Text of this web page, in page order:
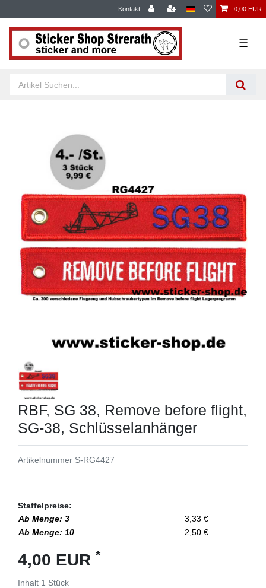
Kontakt 0,00 EUR
☰
RBF, SG 38, Remove before flight,
SG-38, Schlüsselanhänger
Artikelnummer S-RG4427
Staffelpreise:
Ab Menge: 3
3,33 €
Ab Menge: 10
2,50 €
4,00 EUR *
Inhalt 1 Stück